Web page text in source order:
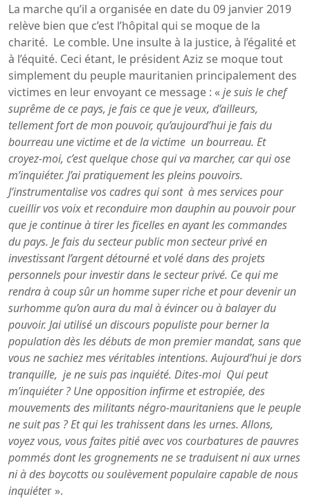
La marche qu’il a organisée en date du 09 janvier 2019
relève bien que c’est l’hôpital qui se moque de la
charité. Le comble. Une insulte à la justice, à l’égalité et
à l’équité. Ceci étant, le président Aziz se moque tout
simplement du peuple mauritanien principalement des
victimes en leur envoyant ce message : «je suis le chef
suprême de ce pays, je fais ce que je veux, d’ailleurs,
tellement fort de mon pouvoir, qu’aujourd’hui je fais du
bourreau une victime et de la victime un bourreau. Et
croyez-moi, c’est quelque chose qui va marcher, car qui ose
m’inquiéter. J’ai pratiquement les pleins pouvoirs.
J’instrumentalise vos cadres qui sont à mes services pour
cueillir vos voix et reconduire mon dauphin au pouvoir pour
que je continue à tirer les ficelles en ayant les commandes
du pays. Je fais du secteur public mon secteur privé en
investissant l’argent détourné et volé dans des projets
personnels pour investir dans le secteur privé. Ce qui me
rendra à coup sûr un homme super riche et pour devenir un
surhomme qu’on aura du mal à évincer ou à balayer du
pouvoir. Jai utilisé un discours populiste pour berner la
population dès les débuts de mon premier mandat, sans que
vous ne sachiez mes véritables intentions. Aujourd’hui je dors
tranquille, je ne suis pas inquiété. Dites-moi Qui peut
m’inquiéter ? Une opposition infirme et estropiée, des
mouvements des militants négro-mauritaniens que le peuple
ne suit pas ? Et qui les trahissent dans les urnes. Allons,
voyez vous, vous faites pitié avec vos courbatures de pauvres
pommés dont les grognements ne se traduisent ni aux urnes
ni à des boycotts ou soulèvement populaire capable de nous
inquiéter ».